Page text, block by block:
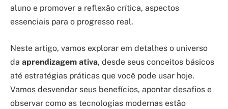
aluno e promover a reflexão crítica, aspectos
essenciais para o progresso real.
Neste artigo, vamos explorar em detalhes o universo
da aprendizagem ativa, desde seus conceitos básicos
até estratégias práticas que você pode usar hoje.
Vamos desvendar seus benefícios, apontar desafios e
observar como as tecnologias modernas estão